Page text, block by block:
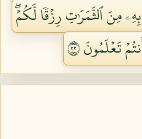
مِنَ ٱلثَّمَرَٰتِ رِزۡقٗا لَّكُمۡۖ
تَعۡلَمُونَ ٢٢